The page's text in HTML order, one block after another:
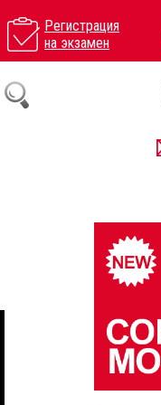
Регистрация
на экзамен